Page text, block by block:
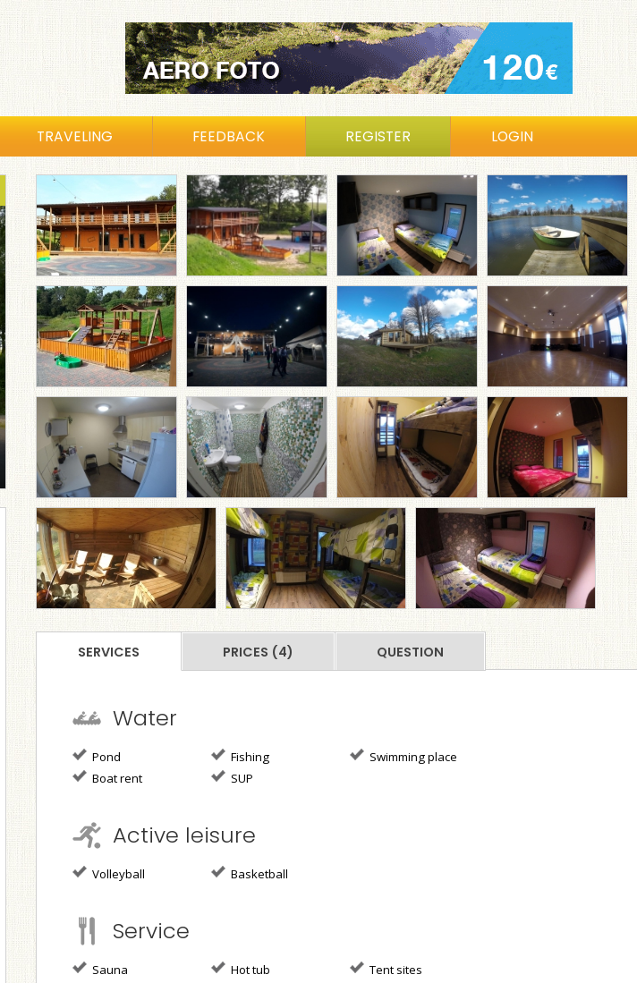
TRAVELING FEEDBACK REGISTER LOGIN
SERVICES PRICES (4) QUESTION
Water
Pond Fishing
Swimming place
Boat rent
SUP
Active leisure
Volleyball Basketball
Service
Sauna Hot tub Tent sites